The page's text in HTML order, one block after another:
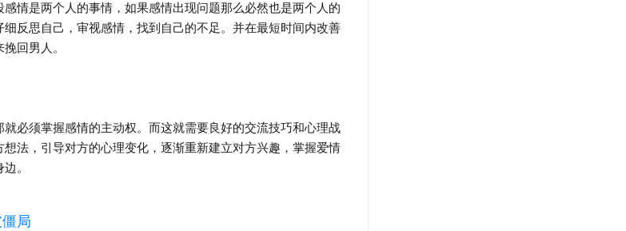
是两个人的事情，如果感情出现问题那么必然也是两个人的
反思自己，审视感情，找到自己的不足。并在最短时间内改善
回男人。
须掌握感情的主动权。而这就需要良好的交流技巧和心理战
法，引导对方的心理变化，逐渐重新建立对方兴趣，掌握爱情
。
局